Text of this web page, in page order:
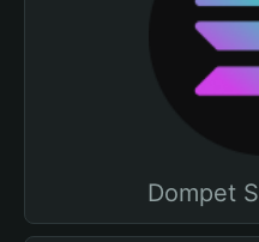
Dompet